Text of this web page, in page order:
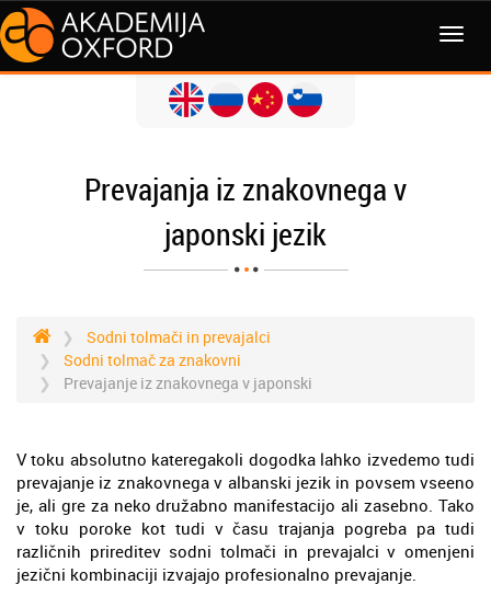
MENI
Prevajanja iz znakovnega v
japonski jezik
Sodni tolmači in prevajalci
Sodni tolmač za znakovni
Prevajanje iz znakovnega v japonski
V toku absolutno kateregakoli dogodka lahko izvedemo tudi
prevajanje iz znakovnega v albanski jezik in povsem vseeno
je, ali gre za neko družabno manifestacijo ali zasebno. Tako
v toku poroke kot tudi v času trajanja pogreba pa tudi
različnih prireditev sodni tolmači in prevajalci v omenjeni
jezični kombinaciji izvajajo profesionalno prevajanje.